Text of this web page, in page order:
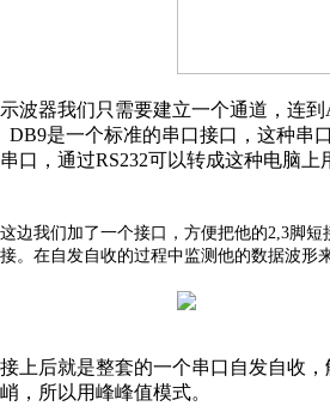
示波器我们只需要建立一个通道，连到
DB9是一个标准的串口接口，这种串
串口，通过RS232可以转成这种电脑
这边我们加了一个接口，方便把他的2,3脚短
接。在自发自收的过程中监测他的数据波形
接上后就是整套的一个串口自发自收
峭，所以用峰峰值模式。